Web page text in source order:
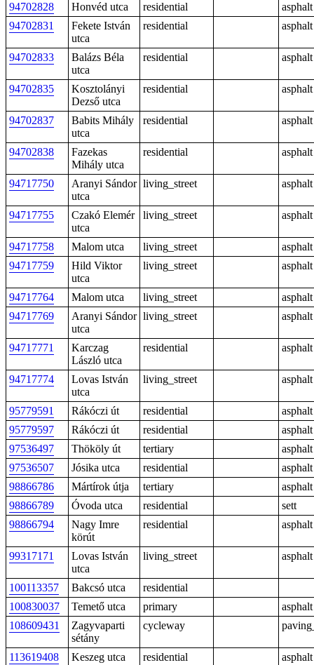
94702828 Honvéd utca residential
asphalt
94702831
Fekete István
utca
residential asphalt
94702833
Balázs Béla
utca
residential asphalt
94702835
Kosztolányi
Dezső utca
residential asphalt
94702837
Babits Mihály
utca
residential asphalt
94702838
Fazekas
Mihály utca
residential asphalt
94717750
Aranyi Sándor
utca
living_street asphalt
94717755
Czakó Elemér
utca
living_street asphalt
94717758 Malom utca living_street
asphalt
94717759
Hild Viktor
utca
living_street asphalt
94717764 Malom utca living_street
asphalt
94717769
Aranyi Sándor
utca
living_street asphalt
94717771
Karczag
László utca
residential asphalt
94717774
Lovas István
utca
living_street asphalt
95779591 Rákóczi út residential
asphalt
95779597
Rákóczi út residential
asphalt
97536497
Thököly út tertiary
asphalt
97536507
Jósika utca residential
asphalt
98866786
Mártírok útja tertiary
asphalt
98866789
Óvoda utca residential
sett
98866794
Nagy Imre
körút
residential asphalt
99317171
Lovas István
utca
living_street asphalt
100113357 Bakcsó utca
residential
100830037
Temető utca primary
asphalt
108609431
Zagyvaparti
sétány
cycleway
113619408 Keszeg utca residential
asphalt